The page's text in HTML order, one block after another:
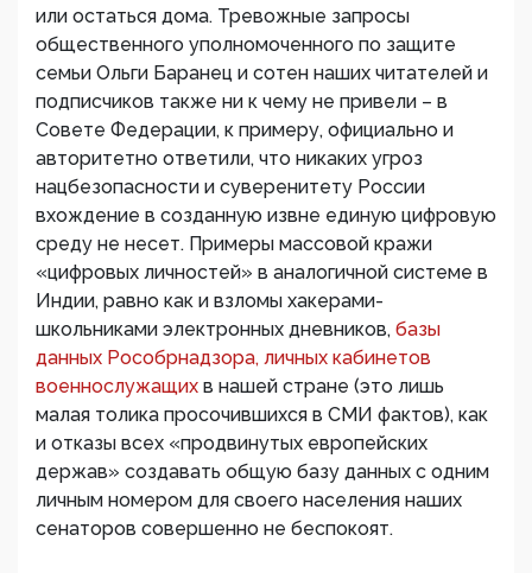
или остаться дома. Тревожные запросы
общественного уполномоченного по защите
семьи Ольги Баранец и сотен наших читателей и
подписчиков также ни к чему не привели – в
Совете Федерации, к примеру, официально и
авторитетно ответили, что никаких угроз
нацбезопасности и суверенитету России
вхождение в созданную извне единую цифровую
среду не несет. Примеры массовой кражи
«цифровых личностей» в аналогичной системе в
Индии, равно как и взломы хакерами-
школьниками электронных дневников, базы
данных Рособрнадзора, личных кабинетов
военнослужащих в нашей стране (это лишь
малая толика просочившихся в СМИ фактов), как
и отказы всех «продвинутых европейских
держав» создавать общую базу данных с одним
личным номером для своего населения наших
сенаторов совершенно не беспокоят.